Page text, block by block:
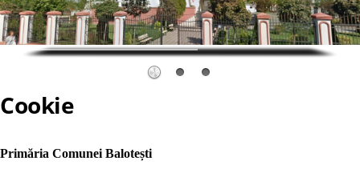
Cookie
Primăria Comunei Balotești